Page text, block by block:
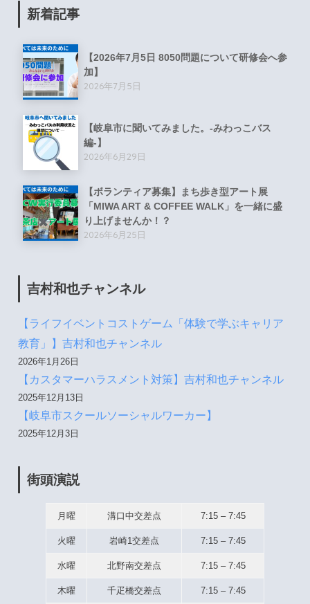
新着記事
【2026年7月5日 8050問題について研修会へ参
加】
2026年7月5日
【岐阜市に聞いてみました。-みわっこバス
編-】
2026年6月29日
【ボランティア募集】まち歩き型アート展
「MIWA ART & COFFEE WALK」を一緒に盛
り上げませんか！？
2026年6月25日
吉村和也チャンネル
【ライフイベントコストゲーム「体験で学ぶキャリア
教育」】吉村和也チャンネル
2026年1月26日
【カスタマーハラスメント対策】吉村和也チャンネル
2025年12月13日
【岐阜市スクールソーシャルワーカー】
2025年12月3日
街頭演説
月曜 溝口中交差点 7:15 – 7:45
火曜 岩崎1交差点 7:15 – 7:45
水曜 北野南交差点 7:15 – 7:45
木曜 千疋橋交差点 7:15 – 7:45